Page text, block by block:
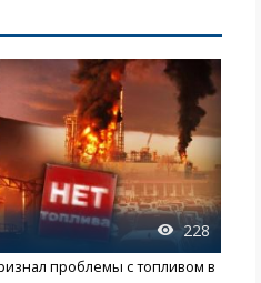
228
проблемы с топливом в